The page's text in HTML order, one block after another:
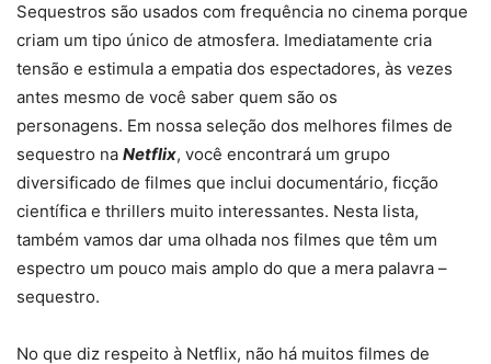
Sequestros são usados ​​com frequência no cinema porque
criam um tipo único de atmosfera. Imediatamente cria
tensão e estimula a empatia dos espectadores, às vezes
antes mesmo de você saber quem são os
personagens. Em nossa seleção dos melhores filmes de
sequestro na Netflix, você encontrará um grupo
diversificado de filmes que inclui documentário, ficção
científica e thrillers muito interessantes. Nesta lista,
também vamos dar uma olhada nos filmes que têm um
espectro um pouco mais amplo do que a mera palavra –
sequestro.
No que diz respeito à Netflix, não há muitos filmes de